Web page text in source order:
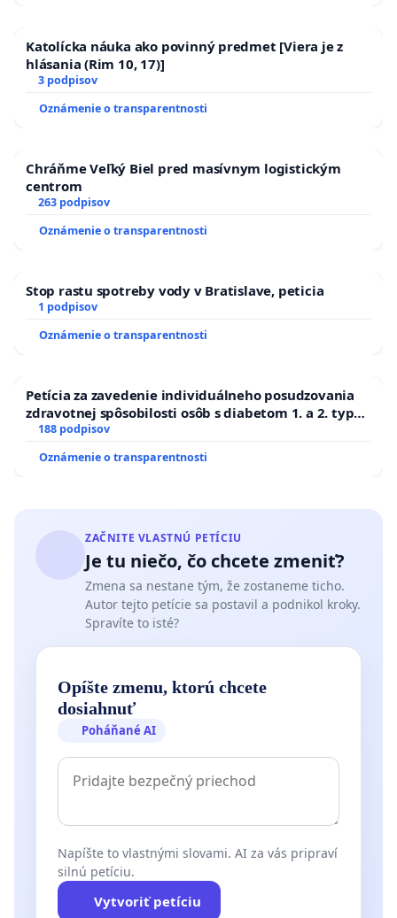
Katolícka náuka ako povinný predmet [Viera je z
hlásania (Rim 10, 17)]
3 podpisov
Oznámenie o transparentnosti
Chráňme Veľký Biel pred masívnym logistickým
centrom
263 podpisov
Oznámenie o transparentnosti
Stop rastu spotreby vody v Bratislave, peticia
1 podpisov
Oznámenie o transparentnosti
Petícia za zavedenie individuálneho posudzovania
zdravotnej spôsobilosti osôb s diabetom 1. a 2. typu
pri prijímaní do Policajného zboru SR
188 podpisov
Oznámenie o transparentnosti
ZAČNITE VLASTNÚ PETÍCIU
Je tu niečo, čo chcete zmeniť?
Zmena sa nestane tým, že zostaneme ticho.
Autor tejto petície sa postavil a podnikol kroky.
Spravíte to isté?
Opíšte zmenu, ktorú chcete
dosiahnuť
Poháňané AI
Napíšte to vlastnými slovami. AI za vás pripraví
silnú petíciu.
Vytvoriť petíciu